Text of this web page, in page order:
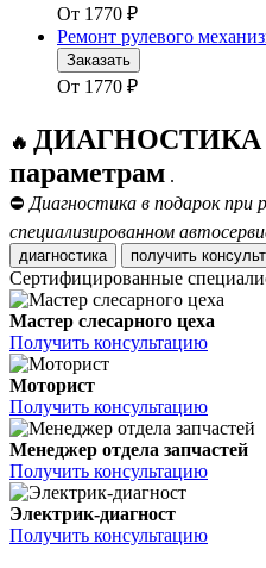
От 1770 ₽
Ремонт рулевого
Заказать
От 1770 ₽
🔥 ДИАГНОСТИКА
параметрам .
⛔ Диагностика в подарок
специализированном
диагностика получить
Сертифицированные
Мастер слесарного цеха
Получить консультацию
Моторист
Получить консультацию
Менеджер отдела запчастей
Получить консультацию
Электрик-диагност
Получить консультацию